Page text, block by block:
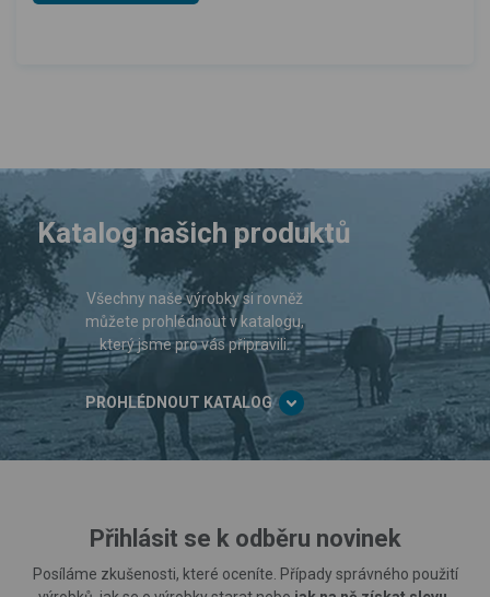
Katalog našich produktů
Všechny naše výrobky si rovněž
můžete prohlédnout v katalogu,
který jsme pro vás připravili.
PROHLÉDNOUT KATALOG
Přihlásit se k odběru novinek
Posíláme zkušenosti, které oceníte. Případy správného použití